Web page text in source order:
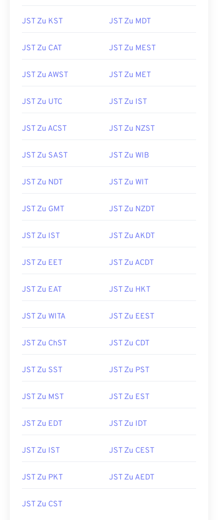
JST Zu KST JST Zu MDT
JST Zu CAT JST Zu MEST
JST Zu AWST JST Zu MET
JST Zu UTC JST Zu IST
JST Zu ACST JST Zu NZST
JST Zu SAST JST Zu WIB
JST Zu NDT JST Zu WIT
JST Zu GMT JST Zu NZDT
JST Zu IST JST Zu AKDT
JST Zu EET JST Zu ACDT
JST Zu EAT JST Zu HKT
JST Zu WITA JST Zu EEST
JST Zu ChST JST Zu CDT
JST Zu SST JST Zu PST
JST Zu MST JST Zu EST
JST Zu EDT JST Zu IDT
JST Zu IST JST Zu CEST
JST Zu PKT JST Zu AEDT
JST Zu CST